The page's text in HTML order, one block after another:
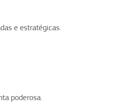
e estratégicas.
poderosa.